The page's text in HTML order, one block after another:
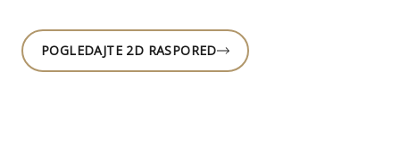
POGLEDAJTE 2D RASPORED